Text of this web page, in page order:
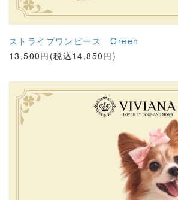
ストライプワンピース Green
13,500円(税込14,850円)